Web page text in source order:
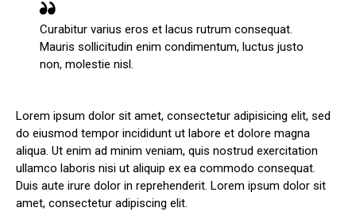
Curabitur varius eros et lacus rutrum consequat.
Mauris sollicitudin enim condimentum, luctus justo
non, molestie nisl.
Lorem ipsum dolor sit amet, consectetur adipisicing elit, sed
do eiusmod tempor incididunt ut labore et dolore magna
aliqua. Ut enim ad minim veniam, quis nostrud exercitation
ullamco laboris nisi ut aliquip ex ea commodo consequat.
Duis aute irure dolor in reprehenderit. Lorem ipsum dolor sit
amet, consectetur adipiscing elit.